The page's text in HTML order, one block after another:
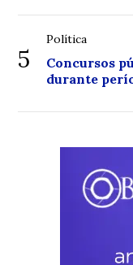
5
Política
Concursos
durante